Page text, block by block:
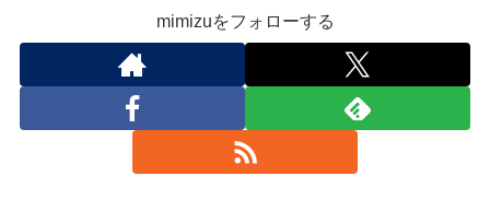
mimizuをフォローする